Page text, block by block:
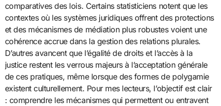
comparatives des lois. Certains statisticiens notent que les
contextes où les systèmes juridiques offrent des protections
et des mécanismes de médiation plus robustes voient une
cohérence accrue dans la gestion des relations plurales.
D’autres avancent que l’égalité de droits et l’accès à la
justice restent les verrous majeurs à l’acceptation générale
de ces pratiques, même lorsque des formes de polygamie
existent culturellement. Pour mes lecteurs, l’objectif est clair
: comprendre les mécanismes qui permettent ou entravent